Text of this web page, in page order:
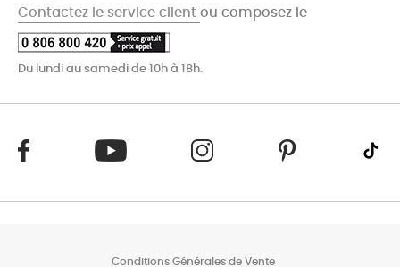
Contactez le service client ou composez le
Du lundi au samedi de 10h à 18h.
Conditions Générales de Vente